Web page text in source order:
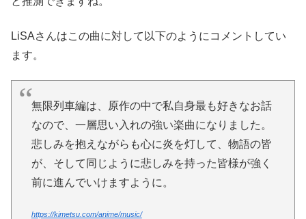
LiSAさんはこの曲に対して以下のようにコメントしてい
ます。
無限列車編は、原作の中で私自身最も好きなお話
なので、一層思い入れの強い楽曲になりました。
悲しみを抱えながらも心に炎を灯して、物語の皆
が、そして同じように悲しみを持った皆様が強く
前に進んでいけますように。
https://kimetsu.com/anime/music/